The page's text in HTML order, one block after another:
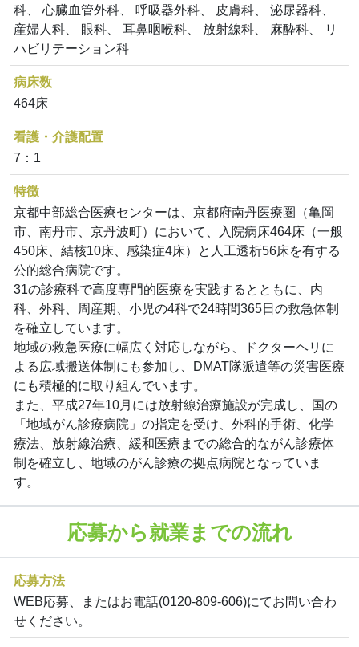
科、 心臓血管外科、 呼吸器外科、 皮膚科、 泌尿器科、
産婦人科、 眼科、 耳鼻咽喉科、 放射線科、 麻酔科、 リ
ハビリテーション科
病床数
464床
看護・介護配置
7：1
特徴
京都中部総合医療センターは、京都府南丹医療圏（亀岡
市、南丹市、京丹波町）において、入院病床464床（一般
450床、結核10床、感染症4床）と人工透析56床を有する
公的総合病院です。
31の診療科で高度専門的医療を実践するとともに、内
科、外科、周産期、小児の4科で24時間365日の救急体制
を確立しています。
地域の救急医療に幅広く対応しながら、ドクターヘリに
よる広域搬送体制にも参加し、DMAT隊派遣等の災害医療
にも積極的に取り組んでいます。
また、平成27年10月には放射線治療施設が完成し、国の
「地域がん診療病院」の指定を受け、外科的手術、化学
療法、放射線治療、緩和医療までの総合的ながん診療体
制を確立し、地域のがん診療の拠点病院となっていま
す。
応募から就業までの流れ
応募方法
WEB応募、またはお電話(0120-809-606)にてお問い合わ
せください。